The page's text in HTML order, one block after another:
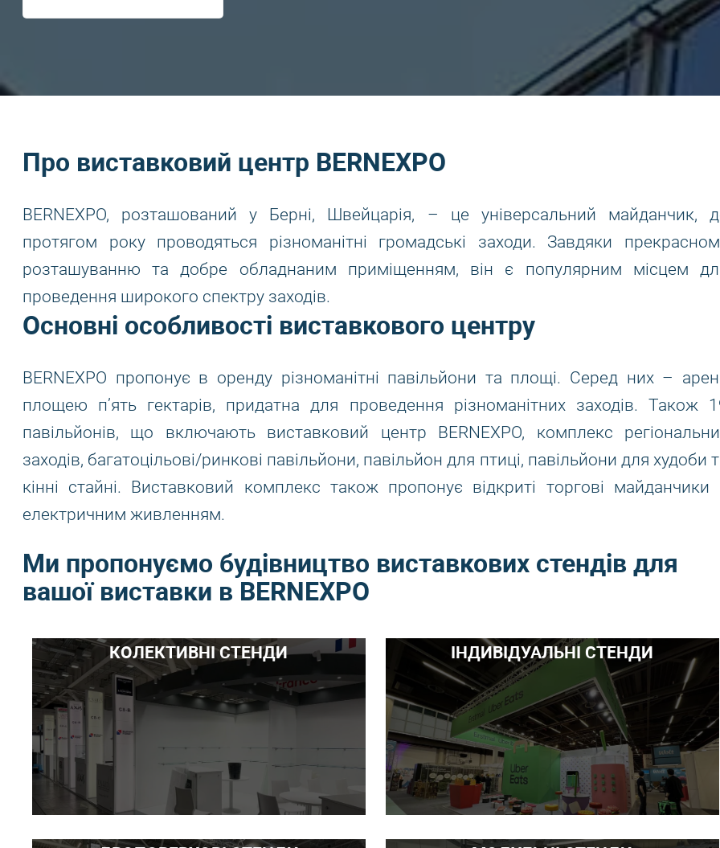
Про виставковий центр BERNEXPO
BERNEXPO, розташований у Берні, Швейцарія, – це універсальний майданчик,
протягом року проводяться різноманітні громадські заходи. Завдяки
розташуванню та добре обладнаним приміщенням, він є популярним місцем
проведення широкого спектру заходів.
Основні особливості виставкового центру
BERNEXPO пропонує в оренду різноманітні павільйони та площі. Серед них –
площею п’ять гектарів, придатна для проведення різноманітних заходів. Також
павільйонів, що включають виставковий центр BERNEXPO, комплекс
заходів, багатоцільові/ринкові павільйони, павільйон для птиці, павільйони для худоби
кінні стайні. Виставковий комплекс також пропонує відкриті торгові майданчики
електричним живленням.
Ми пропонуємо будівництво виставкових стендів для
вашої виставки в BERNEXPO
КОЛЕКТИВНІ СТЕНДИ ІНДИВІДУАЛЬНІ СТЕНДИ